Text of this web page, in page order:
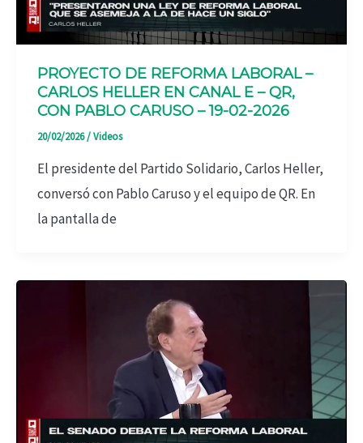
PROYECTO DE REFORMA LABORAL –
CARLOS HELLER EN CANAL E – QR,
CON PABLO CARUSO – 19-02-2026
20/02/2026/Videos
El presidente del Partido Solidario, Carlos Heller,
conversó con Pablo Caruso y el equipo de QR. En
la pantalla de